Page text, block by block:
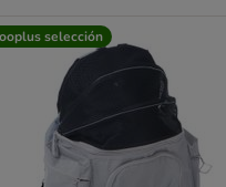
selección